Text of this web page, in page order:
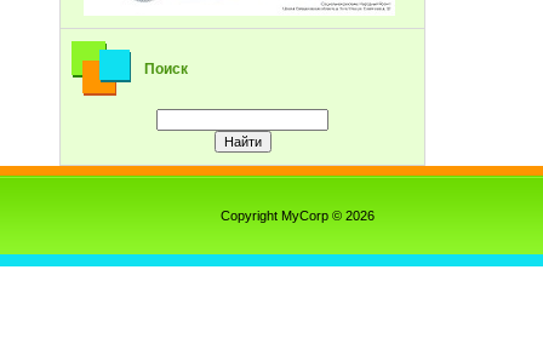
Поиск
Copyright MyCorp © 2026